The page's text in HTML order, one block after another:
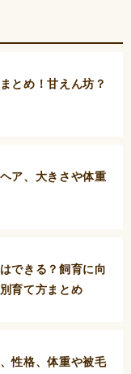
とめ！甘えん坊？
ア、大きさや体重
できる？飼育に向
育て方まとめ
性格、体重や被毛